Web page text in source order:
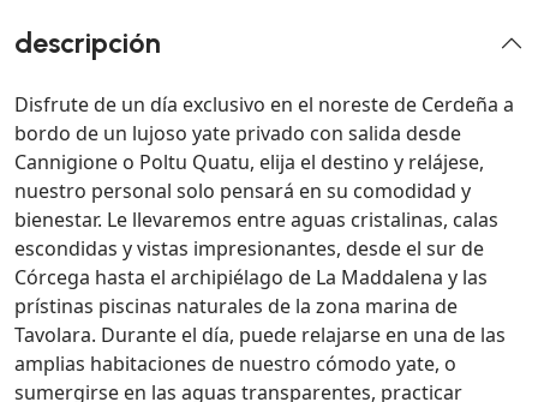
descripción
Disfrute de un día exclusivo en el noreste de Cerdeña a
bordo de un lujoso yate privado con salida desde
Cannigione o Poltu Quatu, elija el destino y relájese,
nuestro personal solo pensará en su comodidad y
bienestar. Le llevaremos entre aguas cristalinas, calas
escondidas y vistas impresionantes, desde el sur de
Córcega hasta el archipiélago de La Maddalena y las
prístinas piscinas naturales de la zona marina de
Tavolara. Durante el día, puede relajarse en una de las
amplias habitaciones de nuestro cómodo yate, o
sumergirse en las aguas transparentes, practicar